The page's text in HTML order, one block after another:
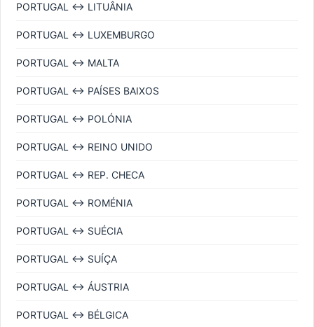
PORTUGAL ↔ LITUÂNIA
PORTUGAL ↔ LUXEMBURGO
PORTUGAL ↔ MALTA
PORTUGAL ↔ PAÍSES BAIXOS
PORTUGAL ↔ POLÓNIA
PORTUGAL ↔ REINO UNIDO
PORTUGAL ↔ REP. CHECA
PORTUGAL ↔ ROMÉNIA
PORTUGAL ↔ SUÉCIA
PORTUGAL ↔ SUÍÇA
PORTUGAL ↔ ÁUSTRIA
PORTUGAL ↔ BÉLGICA